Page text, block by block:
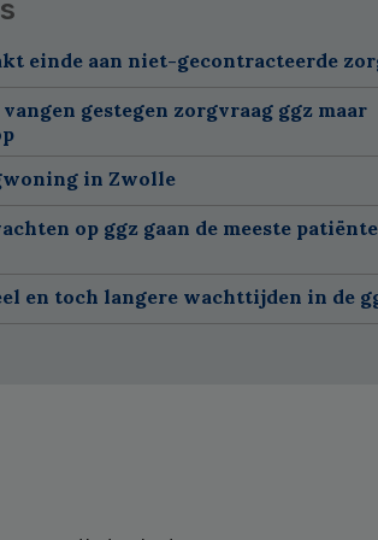
einde aan niet-gecontracteerde
gestegen zorgvraag ggz maar
in Zwolle
op ggz gaan de meeste
en toch langere wachttijden in de